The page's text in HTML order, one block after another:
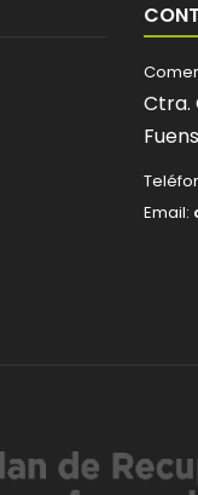
Ctra.
Email: